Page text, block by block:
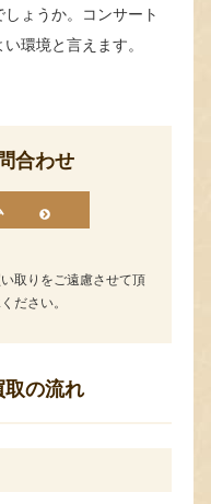
ょうか。コンサート
環境と言えます。
合わせ
取りをご遠慮させて頂
ださい。
取の流れ